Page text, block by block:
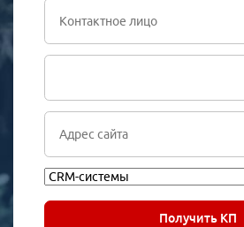
Получить КП